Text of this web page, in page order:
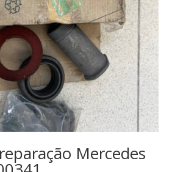
Mercedes